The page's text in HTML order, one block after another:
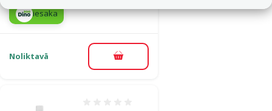
iesaka
Noliktavā Pievienot grozam